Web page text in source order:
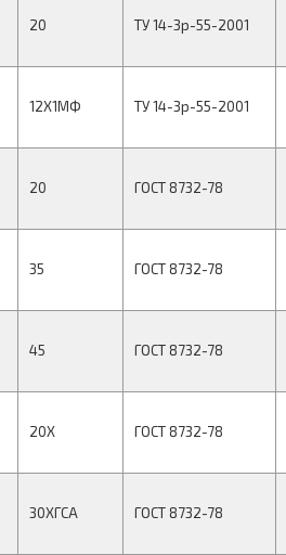
20 ТУ 14-3р-55-2001
12Х1МФ ТУ 14-3р-55-2001
20 ГОСТ 8732-78
35 ГОСТ 8732-78
45 ГОСТ 8732-78
20Х ГОСТ 8732-78
30ХГСА ГОСТ 8732-78